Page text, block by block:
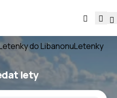
do LibanonuLetenky
lety